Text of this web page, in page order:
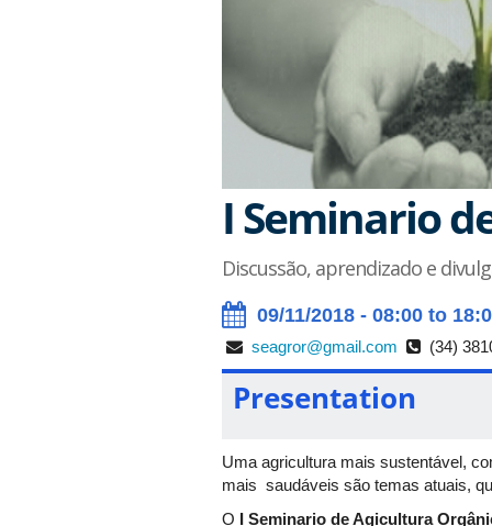
I Seminario
Discussão, aprendizado e
09/11/2018 - 08:00 to
seagror@gmail.com (34)
Presentation
Uma agricultura mais sustentável,
mais saudáveis são temas atuais,
O I Seminario de Agicultura